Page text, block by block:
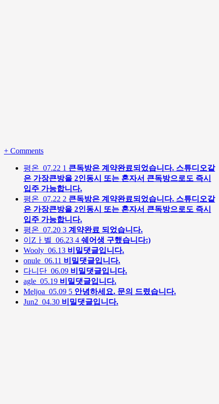
+ Comments
평온 07.22 1 큰독방은 계약완료되었습니다. 스튜디오같
은 가장큰방을 2인동시 또는 혼자서 큰독방으로도 즉시
입주 가능합니다.
평온 07.22 2 큰독방은 계약완료되었습니다. 스튜디오같
은 가장큰방을 2인동시 또는 혼자서 큰독방으로도 즉시
입주 가능합니다.
평온 07.20 3 계약완료 되었습니다.
이Zㅏ벨 06.23 4 쉐어생 구했습니다:)
Wooly 06.13 비밀댓글입니다.
onule 06.11 비밀댓글입니다.
다니단 06.09 비밀댓글입니다.
agle 05.19 비밀댓글입니다.
Meljoa 05.09 5 안녕하세요. 문의 드렸습니다.
Jun2 04.30 비밀댓글입니다.